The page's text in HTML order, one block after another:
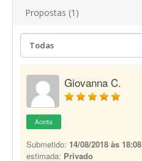
Propostas (1)
Giovanna C.
Aceita
Submetido: 14/08/2018 às 18:08
estimada: Privado